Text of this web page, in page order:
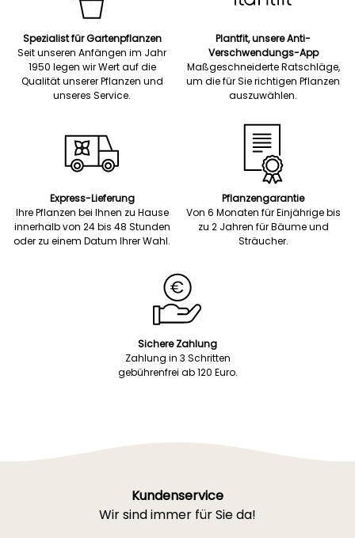
Spezialist für Gartenpflanzen
Seit unseren Anfängen im Jahr
1950 legen wir Wert auf die
Qualität unserer Pflanzen und
unseres Service.
Plantfit, unsere Anti-
Verschwendungs-App
Maßgeschneiderte Ratschläge,
um die für Sie richtigen Pflanzen
auszuwählen.
Express-Lieferung
Ihre Pflanzen bei Ihnen zu Hause
innerhalb von 24 bis 48 Stunden
oder zu einem Datum Ihrer Wahl.
Pflanzengarantie
Von 6 Monaten für Einjährige bis
zu 2 Jahren für Bäume und
Sträucher.
Sichere Zahlung
Zahlung in 3 Schritten
gebührenfrei ab 120 Euro.
Kundenservice
Wir sind immer für Sie da!